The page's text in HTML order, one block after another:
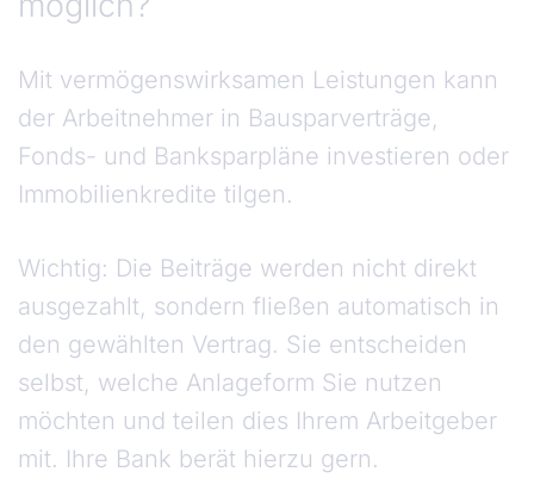
Mit vermögenswirksamen Leistungen kann
der Arbeitnehmer in Bausparverträge,
Fonds- und Banksparpläne investieren oder
Immobilienkredite tilgen.
Wichtig: Die Beiträge werden nicht direkt
ausgezahlt, sondern fließen automatisch in
den gewählten Vertrag. Sie entscheiden
selbst, welche Anlageform Sie nutzen
möchten und teilen dies Ihrem Arbeitgeber
mit. Ihre Bank berät hierzu gern.